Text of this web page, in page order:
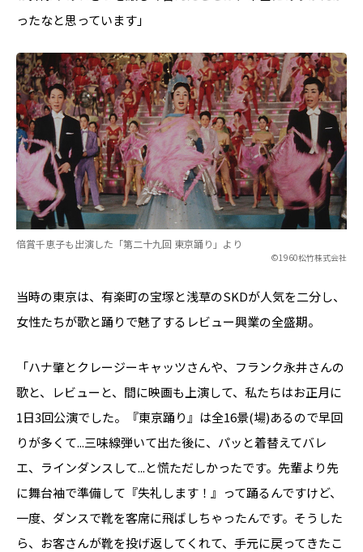
ったなと思っています」
倍賞千恵子も出演した「第二十九回 東京踊り」より
©1960松竹株式会社
当時の東京は、有楽町の宝塚と浅草のSKDが人気を二分し、
女性たちが歌と踊りで魅了するレビュー興業の全盛期。
「ハナ肇とクレージーキャッツさんや、フランク永井さんの
歌と、レビューと、間に映画も上演して、私たちはお正月に
1日3回公演でした。『東京踊り』は全16景(場)あるので早回
りが多くて...三味線弾いて出た後に、パッと着替えてバレ
エ、ラインダンスして...と慌ただしかったです。先輩より先
に舞台袖で準備して『失礼します！』って踊るんですけど、
一度、ダンスで靴を客席に飛ばしちゃったんです。そうした
ら、お客さんが靴を投げ返してくれて、手元に戻ってきたこ